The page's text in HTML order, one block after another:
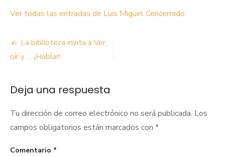
Ver todas las entradas de Luis Miguel Cencerrado
Navegación
de
La biblioteca invita a Ver,
oír y … ¡Hablar!
Deja una respuesta
Tu dirección de correo electrónico no será publicada. Los
campos obligatorios están marcados con *
Comentario *